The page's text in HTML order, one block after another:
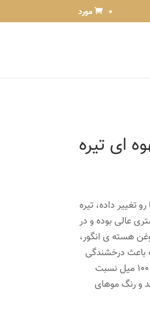
0 مورد
ای تیره
تغییر داده، تیره
عالی بوده و در
هسته ی انگور،
باعث درخشندگی
مو شده و از خشک شدن و شکنندگی مو جلوگیری می کند. حجم: ۱۰۰ میل نسبت
۵ برای رنگ مو های معمولی اکسیدان ۶ درصد و رنگ موهای